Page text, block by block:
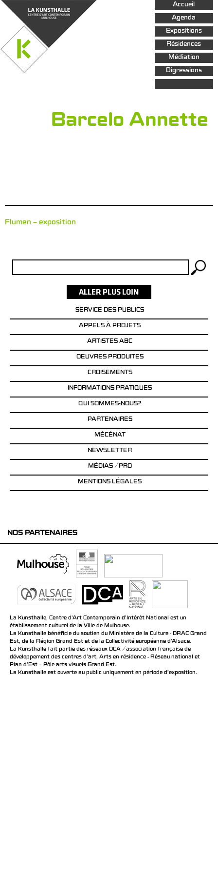
Aller au
contenu
principal
Accueil
Agenda
Expositions
Résidences
Médiation
Digressions
Barcelo Annette
Flumen – exposition
SERVICE DES PUBLICS
APPELS À PROJETS
ARTISTES ABC
OEUVRES PRODUITES
CROISEMENTS
INFORMATIONS PRATIQUES
QUI SOMMES-NOUS?
PARTENAIRES
MÉCÉNAT
NEWSLETTER
MÉDIAS / PRO
MENTIONS LÉGALES
NOS PARTENAIRES
La Kunsthalle, Centre d’Art Contemporain d’Intérêt National est un
établissement culturel de la Ville de Mulhouse.
La Kunsthalle bénéficie du soutien du Ministère de la Culture - DRAC Grand
Est, de la Région Grand Est et de la Collectivité européenne d’Alsace.
La Kunsthalle fait partie des réseaux DCA / association française de
développement des centres d'art, Arts en résidence - Réseau national et
Plan d’Est – Pôle arts visuels Grand Est.
La Kunsthalle est ouverte au public uniquement en période d'exposition.